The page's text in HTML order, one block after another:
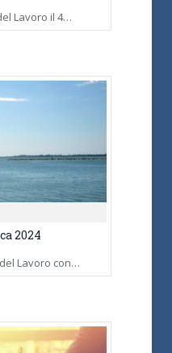
Lavoro il 4…
2024
Lavoro con…